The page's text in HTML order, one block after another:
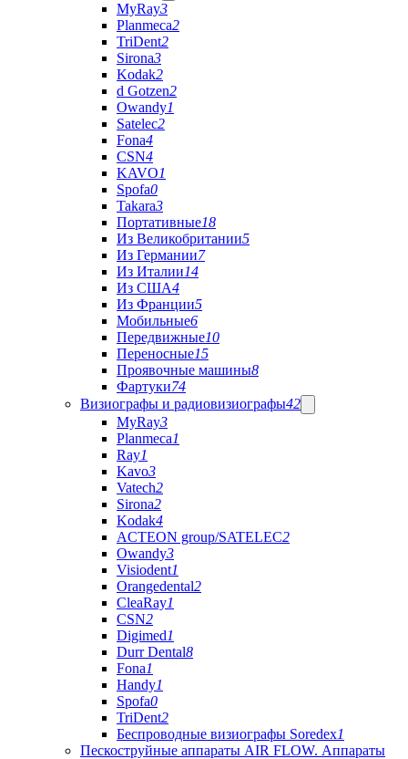
MyRay3
Planmeca2
TriDent2
Sirona3
Kodak2
d Gotzen2
Owandy1
Satelec2
Fona4
CSN4
KAVO1
Spofa0
Takara3
Портативные18
Из Великобритании5
Из Германии7
Из Италии14
Из США4
Из Франции5
Мобильные6
Передвижные10
Переносные15
Проявочные машины8
Фартуки74
Визиографы и радиовизиографы42
MyRay3
Planmeca1
Ray1
Kavo3
Vatech2
Sirona2
Kodak4
ACTEON group/SATELEC2
Owandy3
Visiodent1
Orangedental2
CleaRay1
CSN2
Digimed1
Durr Dental8
Fona1
Handy1
Spofa0
TriDent2
Беспроводные визиографы Soredex1
Пескоструйные аппараты AIR FLOW. Аппараты